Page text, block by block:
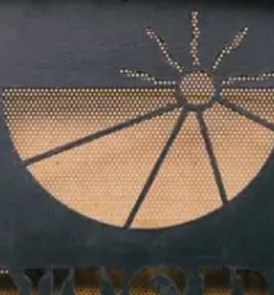
producten proeven. Na de excursie staat een
uitgebreide lunch voor u klaar met diverse
lekkerneijen. In de middag brengt u een bezoek aan
een Hortensiakwekerij. U wordt rondgeleid op het
bedrijf en na afloop staat er nog een kopje koffie of
thee met appelflap voor u klaar. Rond de klok van
16.30 uur keert u weer huiswaarts.
Reisduur van 08:30 – 17:00 uur
Lunch: (aspergesoep, salades, diverse broodjes,
kaasplankje, aspergequiche, fruit, koffie, thee)
Dit groepsarrangement is te boeken vanaf 30
personen.
Inclusief
Uitgebreide lunch (zie bij meer info)
Bezoek en rondleiding Hortensiakwekerij